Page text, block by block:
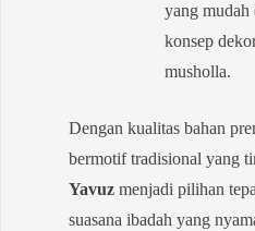
yang mudah
konsep
musholla.
Dengan kualitas bahan
bermotif tradisional yang
Yavuz menjadi pilihan
suasana ibadah yang